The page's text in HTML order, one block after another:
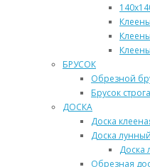
БРУСОК
Обрезной
Брусок
ДОСКА
Доска
Доска
Доска
Обрезная